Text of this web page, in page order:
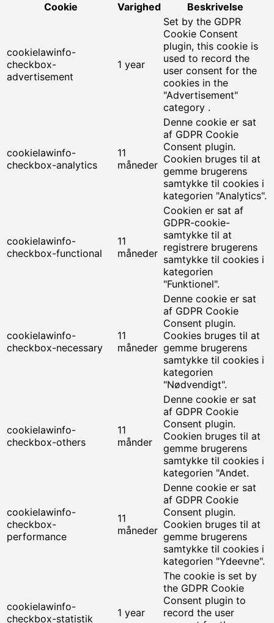
Cookie
Varighed Beskrivelse
cookielawinfo-
checkbox-
advertisement
1 year
Set by the GDPR
Cookie Consent
plugin, this cookie is
used to record the
user consent for the
cookies in the
"Advertisement"
category .
cookielawinfo-
checkbox-analytics
11
måneder
Denne cookie er sat
af GDPR Cookie
Consent plugin.
Cookien bruges til at
gemme brugerens
samtykke til cookies i
kategorien "Analytics".
cookielawinfo-
checkbox-functional
11
måneder
Cookien er sat af
GDPR-cookie-
samtykke til at
registrere brugerens
samtykke til cookies i
kategorien
"Funktionel".
cookielawinfo-
checkbox-necessary
11
måneder
Denne cookie er sat
af GDPR Cookie
Consent plugin.
Cookies bruges til at
gemme brugerens
samtykke til cookies i
kategorien
"Nødvendigt".
cookielawinfo-
checkbox-others
11
månder
Denne cookie er sat
af GDPR Cookie
Consent plugin.
Cookien bruges til at
gemme brugerens
samtykke til cookies i
kategorien "Andet.
cookielawinfo-
checkbox-
performance
11
måneder
Denne cookie er sat
af GDPR Cookie
Consent plugin.
Cookien bruges til at
gemme brugerens
samtykke til cookies i
kategorien "Ydeevne".
cookielawinfo-
checkbox-statistik
1 year
The cookie is set by
the GDPR Cookie
Consent plugin to
record the user